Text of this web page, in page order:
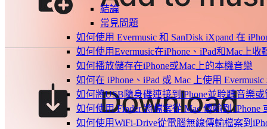
結論
常見問題
如何使用 Evermusic 和 SanDisk iXpand 在
如何使用Evermusic在iPhone、iPad和Mac上收
如何播放儲存在iPhone或Mac上的本機音樂
如何在 iPhone、iPad 或 Mac 上使用
如何將USB隨身碟連接到iPhone並聆聽音樂
如何使用 Finder 將檔案從 Mac 傳輸到 iPhone
如何使用WiFi-Drive從電腦無線傳輸檔案到